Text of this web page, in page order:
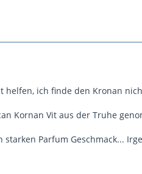
helfen, ich finde den Kronan
Kornan Vit aus der Truhe
starken Parfum Geschmack...